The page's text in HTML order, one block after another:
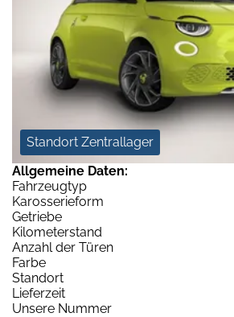
Standort Zentrallager
Allgemeine Daten:
Fahrzeugtyp
Karosserieform
Getriebe
Kilometerstand
Anzahl der Türen
Farbe
Standort
Lieferzeit
Unsere Nummer